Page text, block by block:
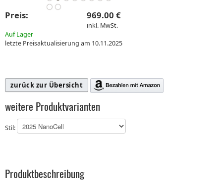
Preis: 969.00 €
inkl. MwSt.
Auf Lager
letzte Preisaktualisierung am 10.11.2025
zurück zur Übersicht
weitere Produktvarianten
Stil:
Produktbeschreibung